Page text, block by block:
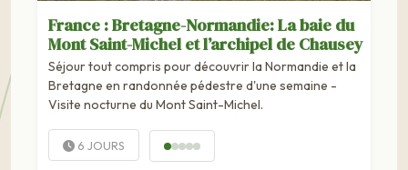
France : Bretagne-Normandie: La baie du
Mont Saint-Michel et l’archipel de Chausey
Séjour tout compris pour découvrir la Normandie et la
Bretagne en randonnée pédestre d'une semaine -
Visite nocturne du Mont Saint-Michel.
6 JOURS